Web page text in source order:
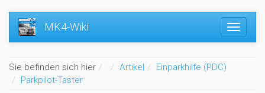
MK4-Wiki
Sie befinden sich hier Home
Artikel
Einparkhilfe (PDC)
Parkpilot-Taster